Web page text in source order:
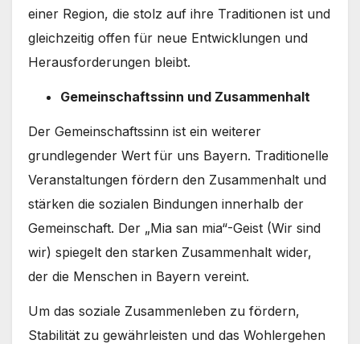
einer Region, die stolz auf ihre Traditionen ist und
gleichzeitig offen für neue Entwicklungen und
Herausforderungen bleibt.
Gemeinschaftssinn und Zusammenhalt
Der Gemeinschaftssinn ist ein weiterer
grundlegender Wert für uns Bayern. Traditionelle
Veranstaltungen fördern den Zusammenhalt und
stärken die sozialen Bindungen innerhalb der
Gemeinschaft. Der „Mia san mia“-Geist (Wir sind
wir) spiegelt den starken Zusammenhalt wider,
der die Menschen in Bayern vereint.
Um das soziale Zusammenleben zu fördern,
Stabilität zu gewährleisten und das Wohlergehen